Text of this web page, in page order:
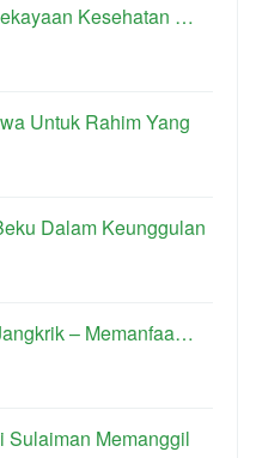
Kesehatan …
Untuk Rahim Yang
Dalam Keunggulan
– Memanfaa…
Sulaiman Memanggil